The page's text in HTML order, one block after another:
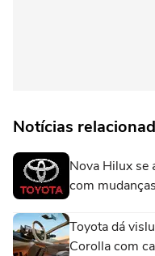
Notícias
Nova Hilux se
com
Toyota dá
Corolla com